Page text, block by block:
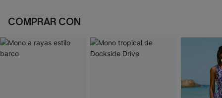
COMPRAR CON